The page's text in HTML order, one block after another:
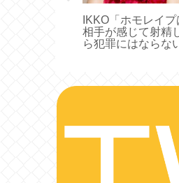
IKKO「ホモレイプ
相手が感じて射精
ら犯罪にはならな